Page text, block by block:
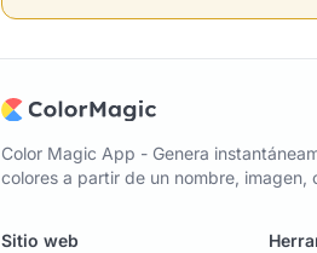
Color Magic App - Genera
colores a partir de un nombre, imagen,
Sitio web